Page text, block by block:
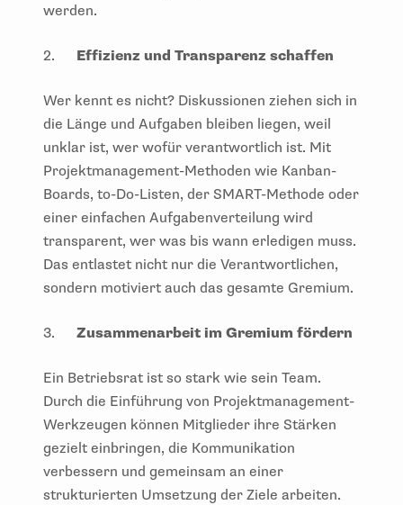
werden.
2. Effizienz und Transparenz schaffen
Wer kennt es nicht? Diskussionen ziehen sich in
die Länge und Aufgaben bleiben liegen, weil
unklar ist, wer wofür verantwortlich ist. Mit
Projektmanagement-Methoden wie Kanban-
Boards, to-Do-Listen, der SMART-Methode oder
einer einfachen Aufgabenverteilung wird
transparent, wer was bis wann erledigen muss.
Das entlastet nicht nur die Verantwortlichen,
sondern motiviert auch das gesamte Gremium.
3. Zusammenarbeit im Gremium fördern
Ein Betriebsrat ist so stark wie sein Team.
Durch die Einführung von Projektmanagement-
Werkzeugen können Mitglieder ihre Stärken
gezielt einbringen, die Kommunikation
verbessern und gemeinsam an einer
strukturierten Umsetzung der Ziele arbeiten.